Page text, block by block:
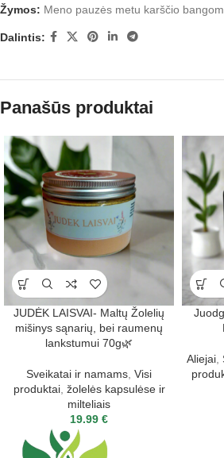
Žymos: Meno pauzės metu karščio
Dalintis:
Panašūs produktai
JUDĖK LAISVAI- Maltų Žolelių
mišinys sąnarių, bei raumenų
lankstumui 70g🌿
Sveikatai ir namams Visi
produktai, žolelės kapsulėse ir
milteliais
19.99 €
Aliejai,